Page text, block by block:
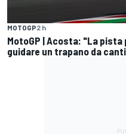
MOTOGP2 h
MotoGP | Acosta: "La pista
guidare un trapano da